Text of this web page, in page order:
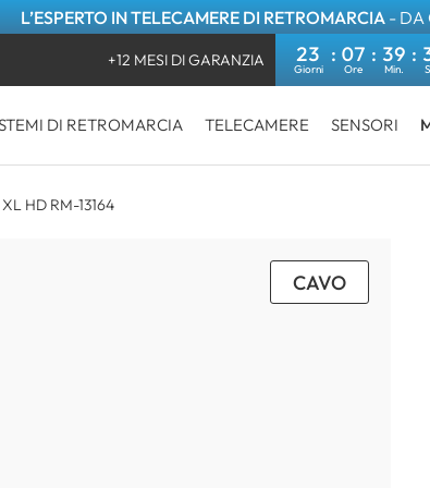
L’ESPERTO IN TELECAMERE DI RETROMARCIA - DA
+12 MESI DI GARANZIA 23 07 39
DI RETROMARCIA TELECAMERE SENSORI
HD RM-13164
CAVO